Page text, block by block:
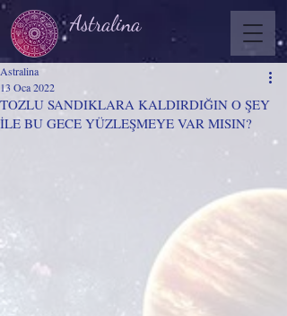
Astralina
TOZLU SANDIKLARA KALDIRDIĞIN O ŞEY
İLE BU GECE YÜZLEŞMEYE VAR MISIN?
Astralina
13 Oca 2022